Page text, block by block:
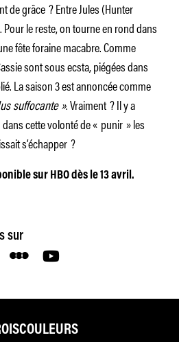
de grâce ? Entre Jules (Hunter
Pour le reste, on tourne en rond dans
fête foraine macabre. Comme
sont sous ecsta, piégées dans
La saison 3 est annoncée comme
suffocante ». Vraiment ? Il y a
cette volonté de « punir » les
s’échapper ?
sur HBO dès le 13 avril.
sur